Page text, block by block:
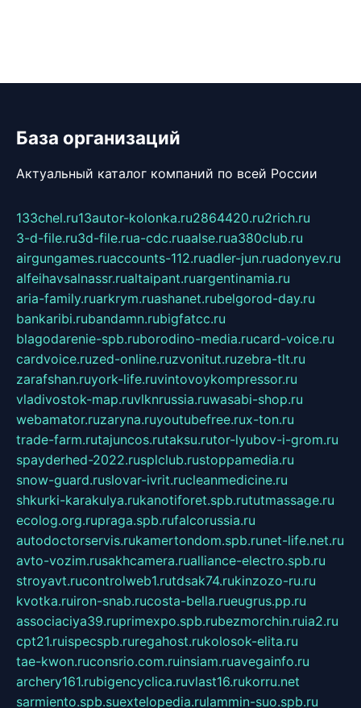
База организаций
Актуальный каталог компаний по всей России
133chel.ru13autor-kolonka.ru2864420.ru2rich.ru
3-d-file.ru3d-file.rua-cdc.ruaalse.rua380club.ru
airgungames.ruaccounts-112.ruadler-jun.ruadonyev.ru
alfeihavsalnassr.rualtaipant.ruargentinamia.ru
aria-family.ruarkrym.ruashanet.rubelgorod-day.ru
bankaribi.rubandamn.rubigfatcc.ru
blagodarenie-spb.ruborodino-media.rucard-voice.ru
cardvoice.ruzed-online.ruzvonitut.ruzebra-tlt.ru
zarafshan.ruyork-life.ruvintovoykompressor.ru
vladivostok-map.ruvlknrussia.ruwasabi-shop.ru
webamator.ruzaryna.ruyoutubefree.rux-ton.ru
trade-farm.rutajuncos.rutaksu.rutor-lyubov-i-grom.ru
spayderhed-2022.rusplclub.rustoppamedia.ru
snow-guard.ruslovar-ivrit.rucleanmedicine.ru
shkurki-karakulya.rukanotiforet.spb.rututmassage.ru
ecolog.org.rupraga.spb.rufalcorussia.ru
autodoctorservis.rukamertondom.spb.runet-life.net.ru
avto-vozim.rusakhcamera.rualliance-electro.spb.ru
stroyavt.rucontrolweb1.rutdsak74.rukinzozo-ru.ru
kvotka.ruiron-snab.rucosta-bella.rueugrus.pp.ru
associaciya39.ruprimexpo.spb.rubezmorchin.ruia2.ru
cpt21.ruispecspb.ruregahost.rukolosok-elita.ru
tae-kwon.ruconsrio.com.ruinsiam.ruavegainfo.ru
archery161.rubigencyclica.ruvlast16.rukorru.net
sarmiento.spb.suextelopedia.rulammin-suo.spb.ru